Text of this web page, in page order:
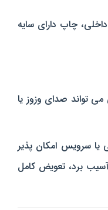
چاپ دارای سایه‌
می‌ تواند صدای وزوز یا
یا سرویس امکان‌ پذیر
برد، تعویض کامل